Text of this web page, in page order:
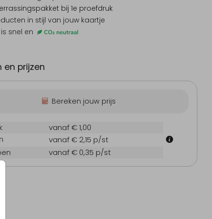
Kerstkaart
bij 1e proefdruk
in stijl van jouw kaartje
snel en
en prijzen
Bereken jouw prijs
vanaf € 1,00
vanaf € 2,15 p/st
vanaf € 0,35 p/st